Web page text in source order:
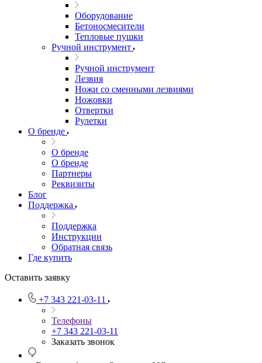
Оборудование
Бетоносмесители
Тепловые пушки
Ручной инструмент
Ручной инструмент
Лезвия
Ножи со сменными лезвиями
Ножовки
Отвертки
Рулетки
О бренде
О бренде
О бренде
Партнеры
Реквизиты
Блог
Поддержка
Поддержка
Инструкции
Обратная связь
Где купить
Оставить заявку
+7 343 221-03-11
Телефоны
+7 343 221-03-11
Заказать звонок